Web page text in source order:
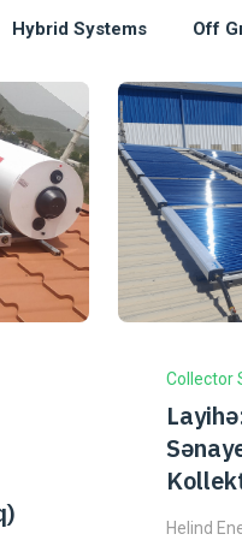
Hybrid Systems Off
Collector
Helind